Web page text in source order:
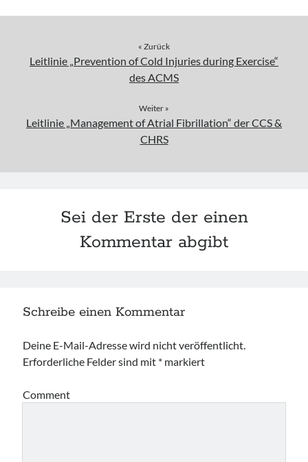
« Zurück
Leitlinie „Prevention of Cold Injuries during Exercise“
des ACMS
Weiter »
Leitlinie „Management of Atrial Fibrillation“ der CCS &
CHRS
Sei der Erste der einen
Kommentar abgibt
Schreibe einen Kommentar
Deine E-Mail-Adresse wird nicht veröffentlicht.
Erforderliche Felder sind mit * markiert
Comment